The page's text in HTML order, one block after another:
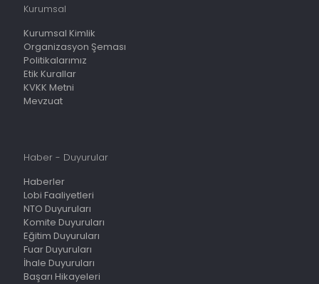
Kurumsal
Kurumsal Kimlik
Organizasyon Şeması
Politikalarımız
Etik Kurallar
KVKK Metni
Mevzuat
Haber - Duyurular
Haberler
Lobi Faaliyetleri
NTO Duyuruları
Komite Duyuruları
Eğitim Duyuruları
Fuar Duyuruları
İhale Duyuruları
Başarı Hikayeleri